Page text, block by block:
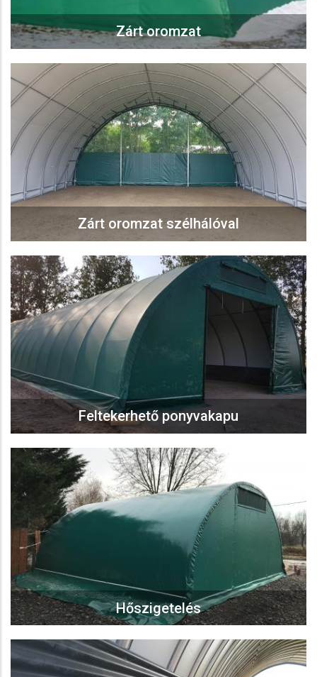
Zárt oromzat
Zárt oromzat szélhálóval
Feltekerhető ponyvakapu
Hőszigetelés